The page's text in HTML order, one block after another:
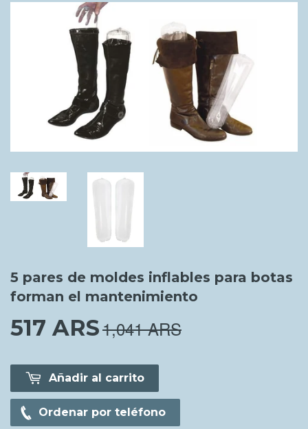
5 pares de moldes inflables para botas
forman el mantenimiento
517 ARS517.00 ARS
1,041 ARS
Añadir al carrito
Ordenar por teléfono